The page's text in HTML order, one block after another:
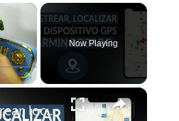
×
Now Playing
×
Cómo rastrear, localizar o buscar un dispositivo GPS GARMIN robado - Fácilmente